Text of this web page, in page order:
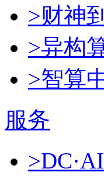
>财神
>异构
>智算
服务